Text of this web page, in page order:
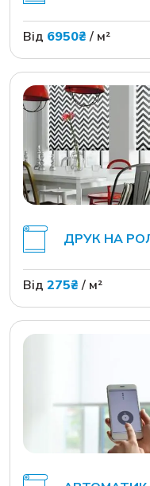
Від 6950₴/ м²
ДРУК НА
Від 275₴/ м²